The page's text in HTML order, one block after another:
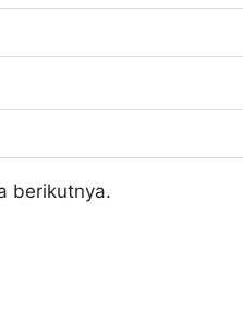
berikutnya.